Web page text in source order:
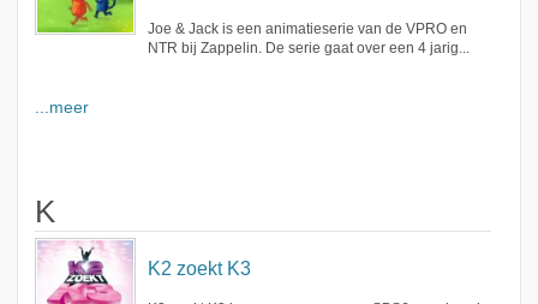
Joe & Jack is een animatieserie van de VPRO en
NTR bij Zappelin. De serie gaat over een 4 jarig...
...meer
K
K2 zoekt K3